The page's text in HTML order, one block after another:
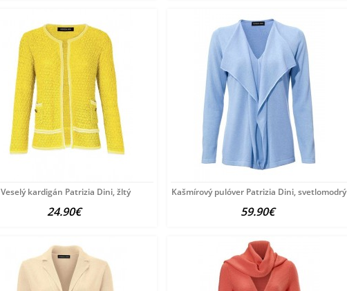
Veselý kardigán Patrizia Dini, žltý
24.90€
Kašmírový pulóver Patrizia Dini, svetlomodrý
59.90€